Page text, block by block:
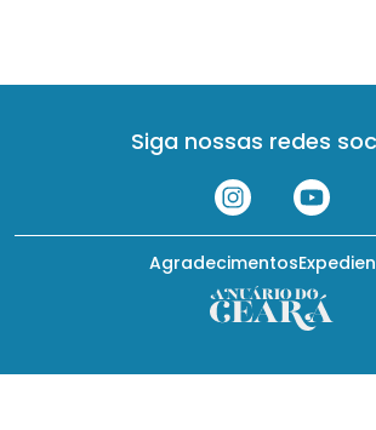
Siga nossas redes
Agradecimentos